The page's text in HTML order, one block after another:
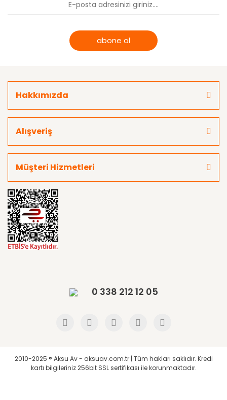
abone ol
Hakkımızda
Alışveriş
Müşteri Hizmetleri
0 338 212 12 05
2010-2025 ® Aksu Av - aksuav.com.tr | Tüm hakları saklıdır. Kredi
kartı bilgileriniz 256bit SSL sertifikası ile korunmaktadır.